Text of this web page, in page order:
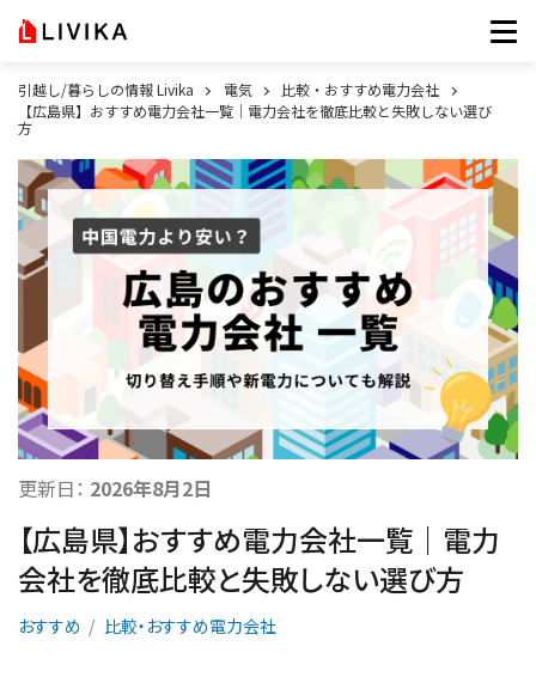
引越し/暮らしの情報 Livika 電気
比較・おすすめ電力会社
【広島県】おすすめ電力会社一覧｜電力会社を徹底比較と失敗しない選び
方
更新日： 2026年8月2日
【広島県】おすすめ電力会社一覧｜電力
会社を徹底比較と失敗しない選び方
おすすめ 比較・おすすめ電力会社